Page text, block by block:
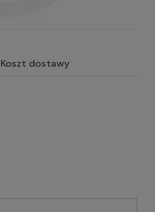
Koszt dostawy